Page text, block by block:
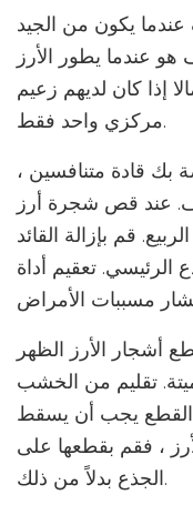
يكون من الجيد
عندما يطور الأرز
إذا كان لديهم زعيم
مركزي واحد فقط.
بك قادة متنافسين ،
عند قص شجرة أرز
قم بإزالة القائد
الرئيسي. تعقيم أداة
أشجار الأرز الظهر
تقليم من الخشب
القطع يجب أن يسقط
، فقم بقطعها على
الجذع بدلاً من ذلك.